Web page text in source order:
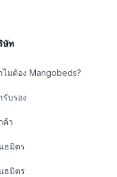
ษัท
ไมต้อง Mangobeds?
รับรอง
ค้า
ธมิตร
ธมิตร